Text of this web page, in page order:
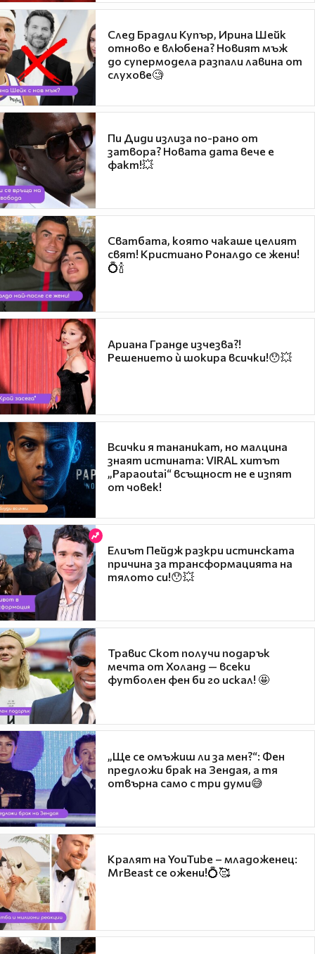
След Брадли Купър, Ирина Шейк
отново е влюбена? Новият мъж
до супермодела разпали лавина от
слухове🧐
Пи Диди излиза по-рано от
затвора? Новата дата вече е
факт!💥
Сватбата, която чакаше целият
свят! Кристиано Роналдо се жени!
💍🍾
Ариана Гранде изчезва?!
Решението ѝ шокира всички!😯💥
Всички я тананикат, но малцина
знаят истината: VIRAL хитът
„Papaoutai“ всъщност не е изпят
от човек!
Елиът Пейдж разкри истинската
причина за трансформацията на
тялото си!😯💥
Травис Скот получи подарък
мечта от Холанд — всеки
футболен фен би го искал! 🤩
„Ще се омъжиш ли за мен?“: Фен
предложи брак на Зендая, а тя
отвърна само с три думи😅
Кралят на YouTube – младоженец:
MrBeast се ожени!💍🥰